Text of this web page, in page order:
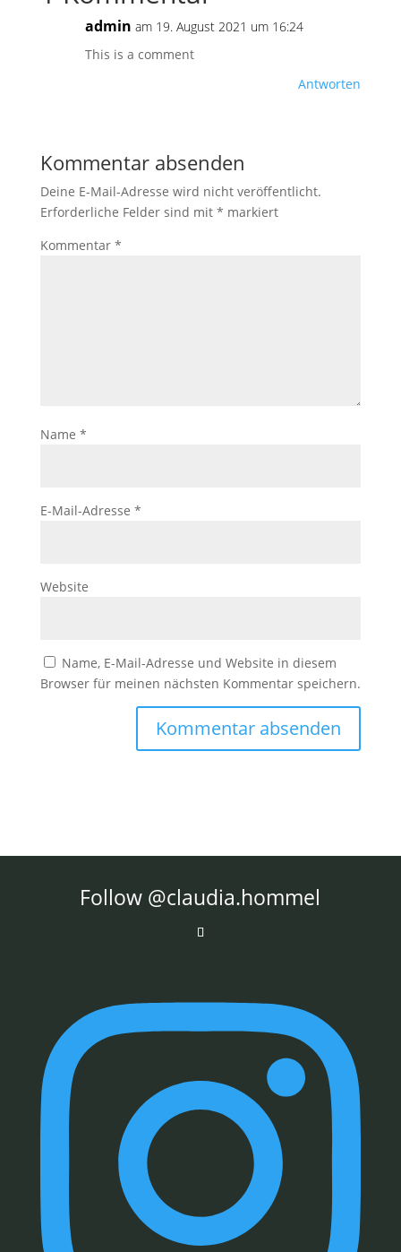
admin am 19. August 2021 um 16:24
This is a comment
Antworten
Kommentar absenden
Deine E-Mail-Adresse wird nicht veröffentlicht.
Erforderliche Felder sind mit * markiert
Kommentar *
Name *
E-Mail-Adresse *
Website
Name, E-Mail-Adresse und Website in diesem
Browser für meinen nächsten Kommentar speichern.
Follow @claudia.hommel